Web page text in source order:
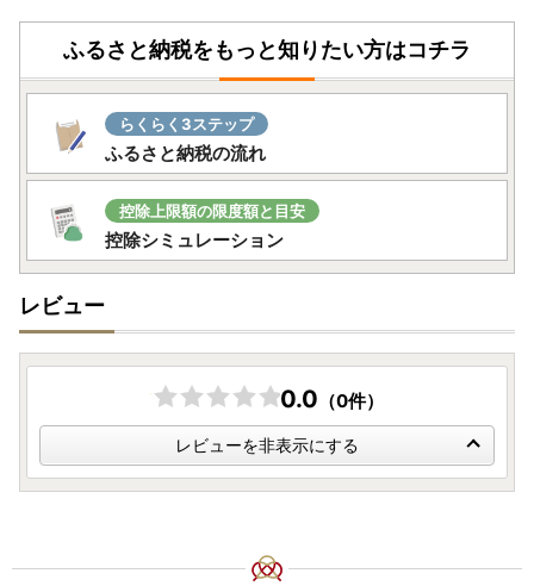
アドレスまでメールにてご連絡ください。
《aira@lrinc.jp》
日数がたったものに関しましては対応いたしかねます。
す。
────────────────────
《ワンストップ申請オンラインサービスについて》
ワンストップ特例申請書は送付いたしますが、ワンストップ
申請】をご活用ください。
ご寄附後姶良市よりお送りするメール記載のオンラインワン
ストップ申請【自治体マイページ】にログイン後、お手続き
変更届に関しましても、姶良市よりお送りするメール記載の
オンラインワンストップ申請【自治体マイページ】の「オン
ライン変更届」より変更を行ってください。
《ワンストップ特例申請書について》
ふるさと納税をもっと知りたい方はコチラ
らくらく3ステップ
ふるさと納税の流れ
控除上限額の限度額と目安
控除シミュレーション
レビュー
0.0 （0件）
レビューを非表示にする